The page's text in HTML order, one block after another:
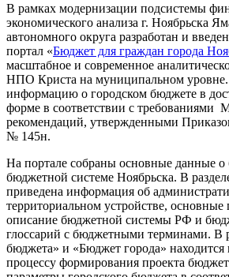
В рамках модернизации подсистемы
экономического анализа г. Ноябрьска
автономного округа разработан и
портал «Бюджет для граждан города
масштабное и современное
НПО Криста на муниципальном уровне.
информацию о городском бюджете в
форме в соответствии с требованиями
рекомендаций, утвержденными
№ 145н.
На портале собраны основные данные о
бюджетной системе Ноябрьска. В
приведена информация об
территориальном устройстве,
описание бюджетной системы РФ и
глоссарий с бюджетными терминами. В
бюджета» и «Бюджет города»
процессу формирования проекта